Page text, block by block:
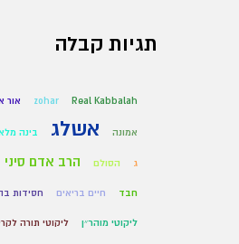
תגיות קבלה
Real Kabbalah
zohar אור
אמונה אשלג בינה
ג הסולם הרב אדם סיני
חבד חיים בריאים חסידות
ליקוטי מוהר״ן ליקוטי תורה